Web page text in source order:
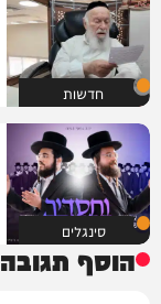
חדשות
סינגלים
הוסף